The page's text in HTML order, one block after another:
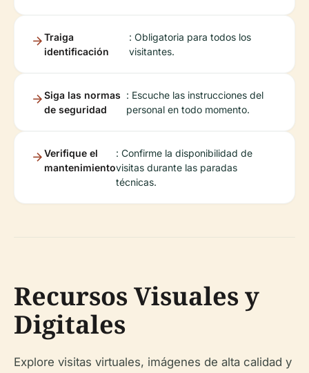
Traiga
identificación
: Obligatoria para todos los
visitantes.
Siga las normas
de seguridad
: Escuche las instrucciones del
personal en todo momento.
Verifique el
mantenimiento
: Confirme la disponibilidad de
visitas durante las paradas
técnicas.
Recursos Visuales y
Digitales
Explore visitas virtuales, imágenes de alta calidad y